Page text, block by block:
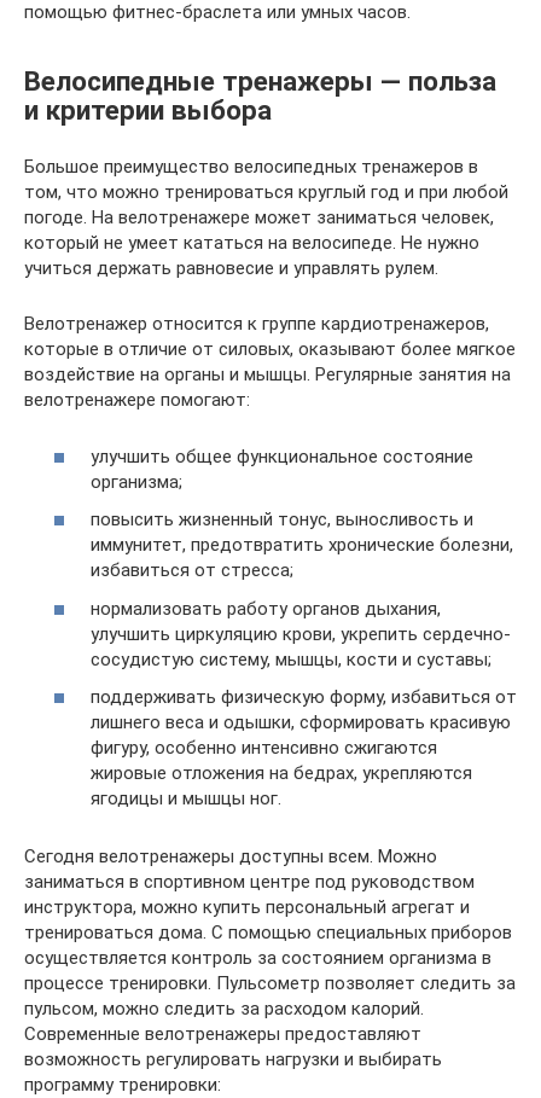
помощью фитнес-браслета или умных часов.
Велосипедные тренажеры — польза
и критерии выбора
Большое преимущество велосипедных тренажеров в
том, что можно тренироваться круглый год и при любой
погоде. На велотренажере может заниматься человек,
который не умеет кататься на велосипеде. Не нужно
учиться держать равновесие и управлять рулем.
Велотренажер относится к группе кардиотренажеров,
которые в отличие от силовых, оказывают более мягкое
воздействие на органы и мышцы. Регулярные занятия на
велотренажере помогают:
улучшить общее функциональное состояние
организма;
повысить жизненный тонус, выносливость и
иммунитет, предотвратить хронические болезни,
избавиться от стресса;
нормализовать работу органов дыхания,
улучшить циркуляцию крови, укрепить сердечно-
сосудистую систему, мышцы, кости и суставы;
поддерживать физическую форму, избавиться от
лишнего веса и одышки, сформировать красивую
фигуру, особенно интенсивно сжигаются
жировые отложения на бедрах, укрепляются
ягодицы и мышцы ног.
Сегодня велотренажеры доступны всем. Можно
заниматься в спортивном центре под руководством
инструктора, можно купить персональный агрегат и
тренироваться дома. С помощью специальных приборов
осуществляется контроль за состоянием организма в
процессе тренировки. Пульсометр позволяет следить за
пульсом, можно следить за расходом калорий.
Современные велотренажеры предоставляют
возможность регулировать нагрузки и выбирать
программу тренировки: